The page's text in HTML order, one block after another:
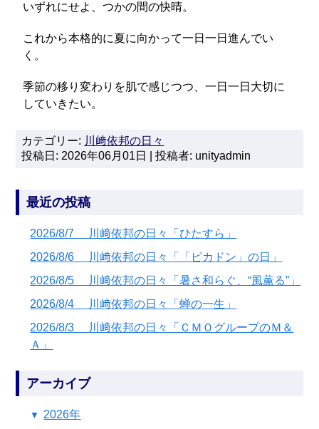
いずれにせよ、つかの間の快晴。
これから本格的に夏に向かって一日一日進んでい
く。
季節の移り変わりを肌で感じつつ、一日一日大切に
していきたい。
カテゴリー: 川﨑依邦の日々
投稿日: 2026年06月01日 | 投稿者: unityadmin
最近の投稿
2026/8/7 川﨑依邦の日々「ひたすら」
2026/8/6 川﨑依邦の日々「「ピカドン」の日」
2026/8/5 川﨑依邦の日々「暑さ和らぐ、“風薫る”」
2026/8/4 川﨑依邦の日々「蝉の一生」
2026/8/3 川﨑依邦の日々「ＣＭＯグループのＭ＆
Ａ」
アーカイブ
2026年